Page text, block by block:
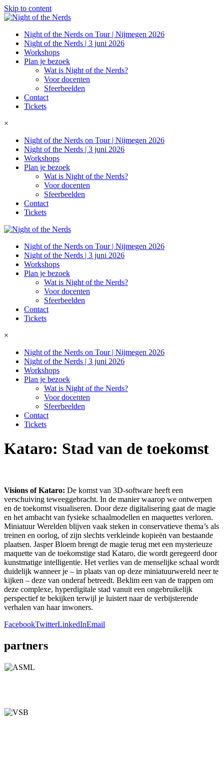
Skip to content
Night of the Nerds on Tour | Nijmegen 2026
Night of the Nerds | 3 juni 2026
Workshops
Plan je bezoek
Wat is Night of the Nerds?
Voor docenten
Sfeerbeelden
Contact
Tickets
×
Night of the Nerds on Tour | Nijmegen 2026
Night of the Nerds | 3 juni 2026
Workshops
Plan je bezoek
Wat is Night of the Nerds?
Voor docenten
Sfeerbeelden
Contact
Tickets
Night of the Nerds on Tour | Nijmegen 2026
Night of the Nerds | 3 juni 2026
Workshops
Plan je bezoek
Wat is Night of the Nerds?
Voor docenten
Sfeerbeelden
Contact
Tickets
×
Night of the Nerds on Tour | Nijmegen 2026
Night of the Nerds | 3 juni 2026
Workshops
Plan je bezoek
Wat is Night of the Nerds?
Voor docenten
Sfeerbeelden
Contact
Tickets
Kataro: Stad van de toekomst
Visions of Kataro: De komst van 3D-software heeft een
verschuiving teweeggebracht. In de manier waarop we ontwerpen
en de toekomst visualiseren. Door deze digitalisering gaat de magie
en het ambacht van fysieke schaalmodellen en maquettes verloren.
Miniatuur Werelden blijven vaak steken in conservatieve thema’s als
treinen en oorlog, of zijn slechts verkleinde kopieën van bestaande
plaatsen. Jasper Bloem brengt de magie terug met een mysterieuze
maquette van de toekomstige stad Kataro, die wordt geregeerd door
kunstmatige intelligentie. Het verlies van de menselijke schaal wordt
duidelijk wanneer je – in plaats van op deze miniatuurwereld neer te
kijken – deze van onderaf betreedt. Beklim een van de trappen om
deze complexe, hyperdigitale stad vanuit een ongebruikelijk
perspectief te bekijken terwijl je luistert naar de verbijsterende
verhalen van haar inwoners.
FacebookTwitterLinkedInEmail
partners